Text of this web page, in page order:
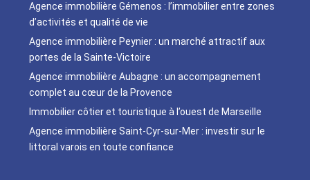
Agence immobilière Gémenos : l’immobilier entre zones
d’activités et qualité de vie
Agence immobilière Peynier : un marché attractif aux
portes de la Sainte-Victoire
Agence immobilière Aubagne : un accompagnement
complet au cœur de la Provence
Immobilier côtier et touristique à l’ouest de Marseille
Agence immobilière Saint-Cyr-sur-Mer : investir sur le
littoral varois en toute confiance